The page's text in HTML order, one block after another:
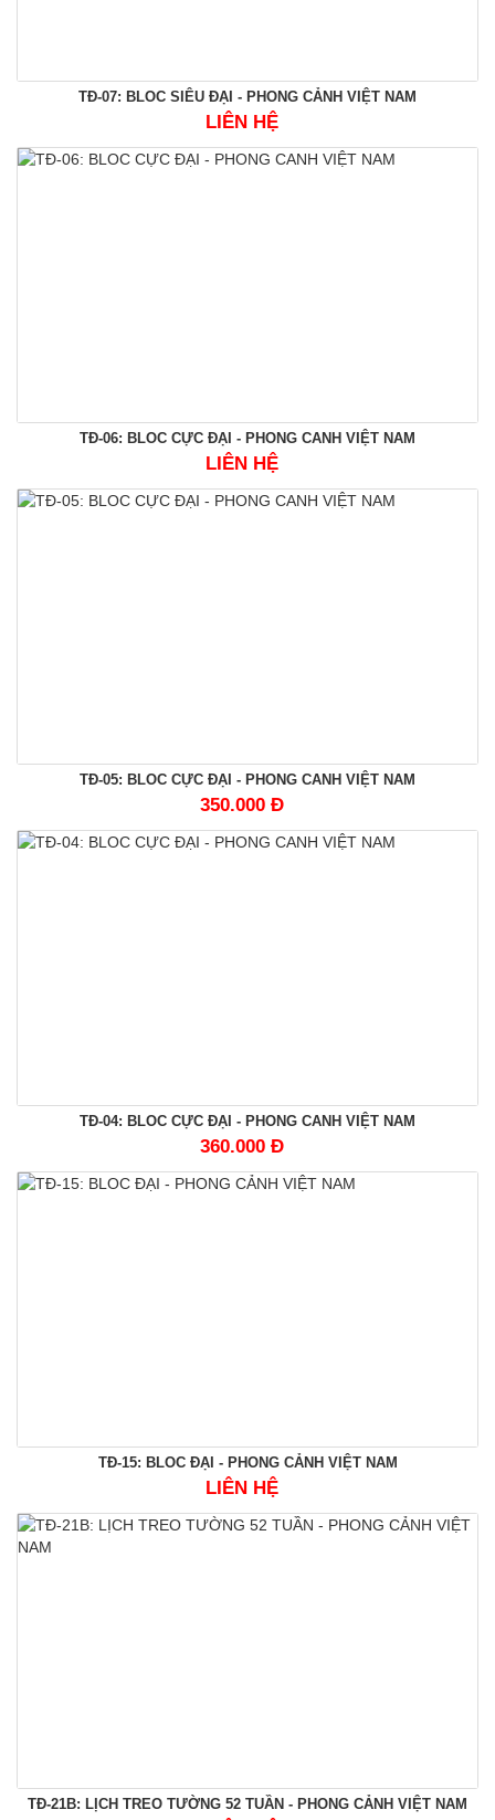
TĐ-07: BLOC SIÊU ĐẠI - PHONG CẢNH VIỆT NAM
LIÊN HỆ
TĐ-06: BLOC CỰC ĐẠI - PHONG CANH VIỆT NAM
LIÊN HỆ
TĐ-05: BLOC CỰC ĐẠI - PHONG CANH VIỆT NAM
350.000 Đ
TĐ-04: BLOC CỰC ĐẠI - PHONG CANH VIỆT NAM
360.000 Đ
TĐ-15: BLOC ĐẠI - PHONG CẢNH VIỆT NAM
LIÊN HỆ
TĐ-21B: LỊCH TREO TƯỜNG 52 TUẦN - PHONG CẢNH VIỆT NAM